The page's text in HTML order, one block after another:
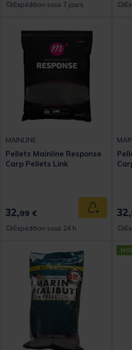
Expédition sous 7 jours
MAINLINE
Pellets Mainline Response
Carp Pellets Link
32,99 € Ajouter au
Expédition sous 24 h
32,